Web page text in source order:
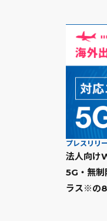
プレスリリ
法人向け
5G・無制
ラス※の